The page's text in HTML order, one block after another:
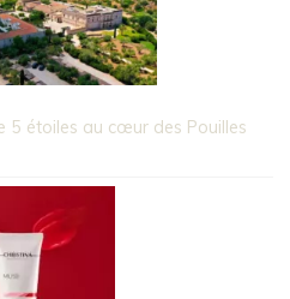
5 étoiles au cœur des Pouilles